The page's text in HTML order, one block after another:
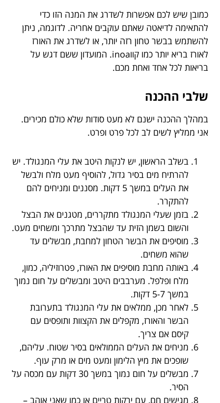
כמובן שיש לכם אפשרות לשדרג את המנה הזו כדי
להתאימה לדיאטה שאתם עוקבים אחריה. לדוגמה, ניתן
להשתמש בבשר טחון רזה יותר, או לשדרג את האורז
לאורז בריא יותר כמו קווinoa. המועדון ששם דגש על
בריאות לכל אחד ואחת מכם.
שלבי ההכנה
במהלך ההכנה ישנם לא מעט סודות שלא כולם מכירים.
אני ממליץ לשים לב לכל פרט ופרט.
בשלב הראשון, יש לנקות היטב את עלי המנגולד. יש
להרתיח מים בסיר גדול, להוסיף מעט מלח ולבשל
את העלים במשך 5 דקות. מסננים ומניחים להם
להתקרר.
בזמן שעלי המנגולד מתקררים, מטגנים את הבצל
והשום בשמן הזית עד שהבצל מתרכך ומשחים מעט.
מוסיפים את הבשר הטחון למחבת, מבשלים עד
שהוא משחים.
באותה מחבת מוסיפים את האורז, פטרוזיליה, כמון,
מלח ופלפל. מערבבים היטב ומבשלים על חום נמוך
במשך 5-7 דקות.
לאחר מכן, ממלאים את עלי המנגולד בתערובת
הבשר והאורז, מקפלים את הקצוות ותופסים עם
קיסם אם צריך.
מניחים את העלים הממולאים בסיר שטוח. עליהם,
שופכים את מיץ הלימון ומעט מים או מרק עוף.
מבשלים על חום נמוך במשך 30 דקות עם מכסה על
הסיר.
מגישים חם, עם ירקות טריים או כמו שאני אוהב –